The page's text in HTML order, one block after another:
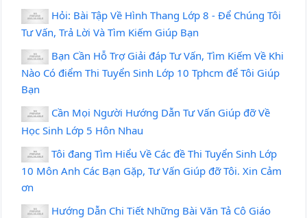
Hỏi: Bài Tập Về Hình Thang Lớp 8 - Để Chúng Tôi
Tư Vấn, Trả Lời Và Tìm Kiếm Giúp Bạn
Bạn Cần Hỗ Trợ Giải đáp Tư Vấn, Tìm Kiếm Về Khi
Nào Có điểm Thi Tuyển Sinh Lớp 10 Tphcm để Tôi Giúp
Bạn
Cần Mọi Người Hướng Dẫn Tư Vấn Giúp đỡ Về
Học Sinh Lớp 5 Hôn Nhau
Tôi đang Tìm Hiểu Về Các đề Thi Tuyển Sinh Lớp
10 Môn Anh Các Bạn Gặp, Tư Vấn Giúp đỡ Tôi. Xin Cảm
ơn
Hướng Dẫn Chi Tiết Những Bài Văn Tả Cô Giáo